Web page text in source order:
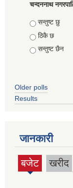
चन्दननाथ
Choices
सन्तुष्ट छु
ठिकै छ
सन्तुष्ट छैन
Older polls
Results
जानकारी
बजेट
(active
खरीद